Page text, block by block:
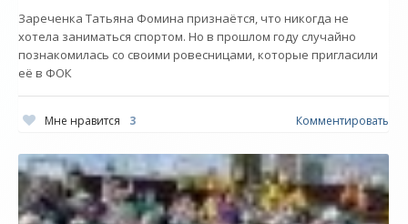
Зареченка Татьяна Фомина признаётся, что никогда не
хотела заниматься спортом. Но в прошлом году случайно
познакомилась со своими ровесницами, которые пригласили
её в ФОК
Мне нравится 3 Комментировать